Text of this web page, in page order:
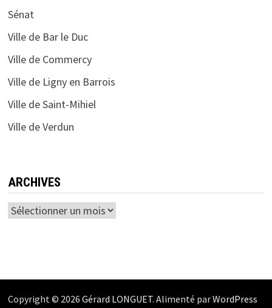
Sénat
Ville de Bar le Duc
Ville de Commercy
Ville de Ligny en Barrois
Ville de Saint-Mihiel
Ville de Verdun
ARCHIVES
Archives
Copyright © 2026 Gérard LONGUET. Alimenté parWordPress